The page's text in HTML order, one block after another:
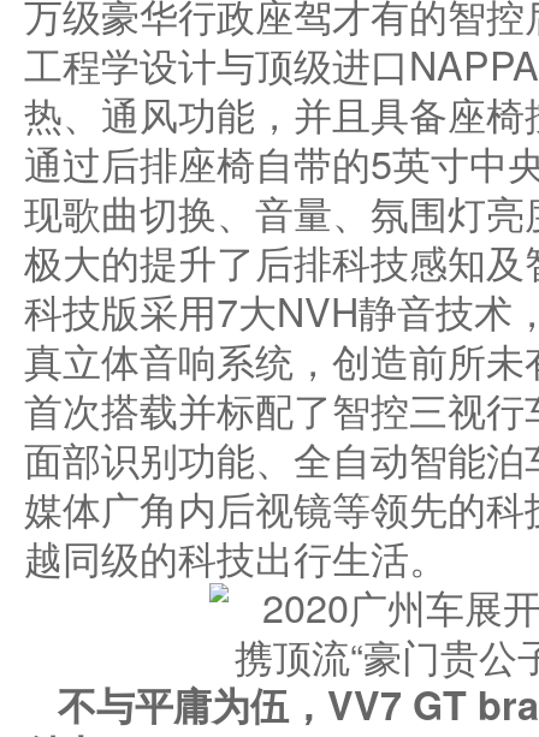
万级豪华行政座驾才有的智
工程学设计与顶级进口
热、通风功能，并且具备座
通过后排座椅自带的5英寸中
现歌曲切换、音量、氛围灯
极大的提升了后排科技感知
科技版采用7大NVH静音技术
真立体音响系统，创造前所
首次搭载并标配了智控三视
面部识别功能、全自动智能
媒体广角内后视镜等领先的
越同级的科技出行生活。
不与平庸为伍， VV7 GT